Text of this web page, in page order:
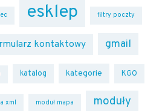
esklep filtry poczty
kontaktowy gmail
katalog kategorie KGO
xml moduł mapa moduły